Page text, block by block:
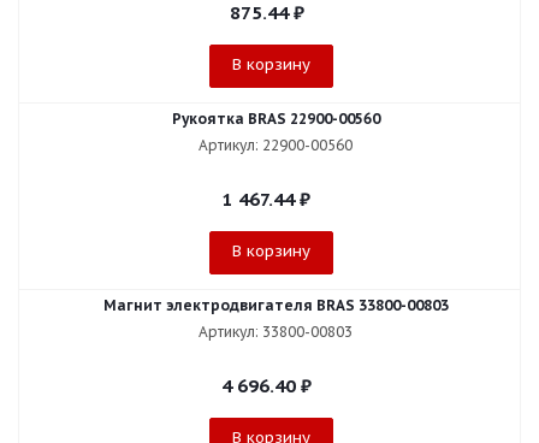
875.44₽
В корзину
Рукоятка BRAS 22900-00560
Артикул: 22900-00560
1 467.44₽
В корзину
Магнит электродвигателя BRAS 33800-00803
Артикул: 33800-00803
4 696.40 ₽
В корзину